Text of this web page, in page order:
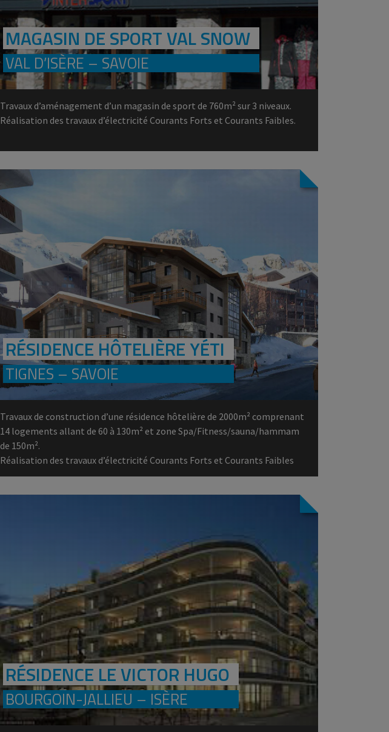
MAGASIN DE SPORT VAL SNOW
VAL D’ISÈRE – SAVOIE
Travaux d’aménagement d’un magasin de sport de 760m² sur 3 niveaux.
Réalisation des travaux d’électricité Courants Forts et Courants Faibles.
RÉSIDENCE HÔTELIÈRE YÉTI
TIGNES – SAVOIE
Travaux de construction d’une résidence hôtelière de 2000m² comprenant
14 logements allant de 60 à 130m² et zone Spa/Fitness/sauna/hammam
de 150m².
Réalisation des travaux d’électricité Courants Forts et Courants Faibles
RÉSIDENCE LE VICTOR HUGO
BOURGOIN-JALLIEU – ISÈRE